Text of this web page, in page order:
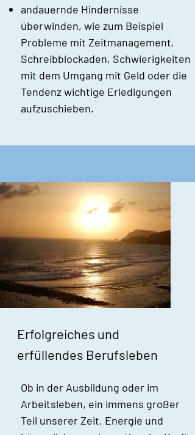
andauernde Hindernisse
überwinden, wie zum Beispiel
Probleme mit Zeitmanagement,
Schreibblockaden, Schwierigkeiten
mit dem Umgang mit Geld oder die
Tendenz wichtige Erledigungen
aufzuschieben.
Erfolgreiches und
erfüllendes Berufsleben
Ob in der Ausbildung oder im
Arbeitsleben, ein immens großer
Teil unserer Zeit, Energie und